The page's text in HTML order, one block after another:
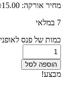
מחיר אורקה: 15.00
7 במלאי
כמות של פנס
הוספה לסל
מבצע!